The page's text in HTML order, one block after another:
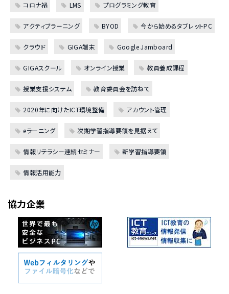
コロナ禍 LMS プログラミング教育
アクティブラーニング BYOD 今から始めるタブレットPC
クラウド GIGA端末 Google Jamboard
GIGAスクール オンライン授業 教員養成課程
授業支援システム 教育委員会を訪ねて
2020年に向けたICT環境整備 アカウント管理
eラーニング 次期学習指導要領を見据えて
情報リテラシー連続セミナー 新学習指導要領
情報活用能力
協力企業